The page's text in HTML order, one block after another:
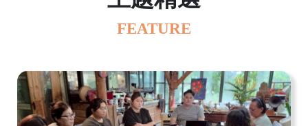
FEATURE